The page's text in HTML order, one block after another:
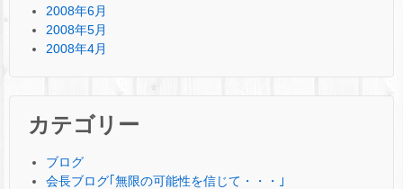
2008年6月
2008年5月
2008年4月
カテゴリー
ブログ
会長ブログ｢無限の可能性を信じて・・・｣